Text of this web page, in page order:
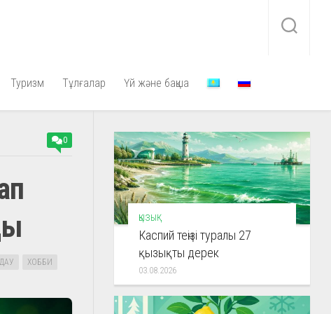
Туризм Тұлғалар Үй және бақша
0
ХОББИ
ҚЫЗЫҚ
Каспий теңізі туралы 27
қызықты дерек
03.08.2026